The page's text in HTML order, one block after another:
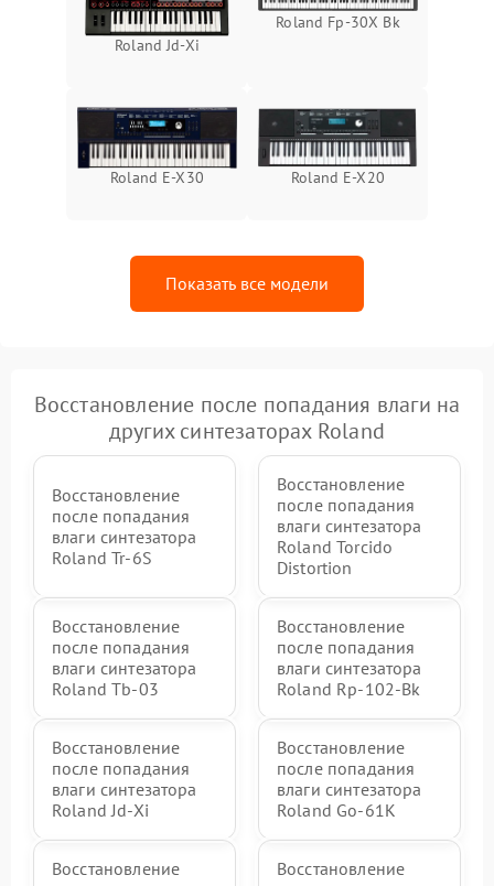
Roland Jd-Xi
Roland Fp-30X Bk
Roland E-X30 Roland E-X20
Показать все модели
Восстановление после попадания влаги на
других синтезаторах Roland
Восстановление
после попадания
влаги синтезатора
Roland Tr-6S
Восстановление
после попадания
влаги синтезатора
Roland Torcido
Distortion
Восстановление
после попадания
влаги синтезатора
Roland Tb-03
Восстановление
после попадания
влаги синтезатора
Roland Rp-102-Bk
Восстановление
после попадания
влаги синтезатора
Roland Jd-Xi
Восстановление
после попадания
влаги синтезатора
Roland Go-61K
Восстановление
Восстановление